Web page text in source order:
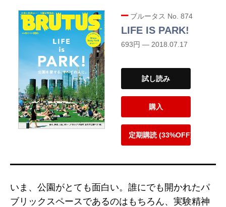
ブルータス No. 874
LIFE IS PARK!
693円 — 2018.07.17
試し読み
購入
定期購読 (33%OFF)
いま、公園がとても面白い。誰にでも開かれたパ
ブリックスペースであるのはもちろん、実験精神